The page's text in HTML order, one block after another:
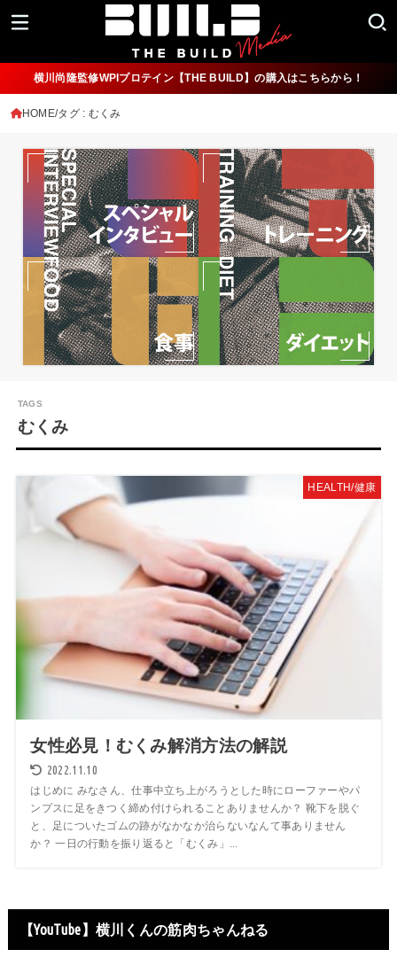
横川尚隆監修WPIプロテイン【THE BUILD】の購入はこちらから！
HOME タグ : むくみ
むくみ
HEALTH/健康
女性必見！むくみ解消方法の解説
2022.11.10
はじめに みなさん、仕事中立ち上がろうとした時にローファーやパ
ンプスに足をきつく締め付けられることありませんか？ 靴下を脱ぐ
と、足についたゴムの跡がなかなか治らないなんて事ありません
か？ 一日の行動を振り返ると「むくみ」...
【YouTube】横川くんの筋肉ちゃんねる